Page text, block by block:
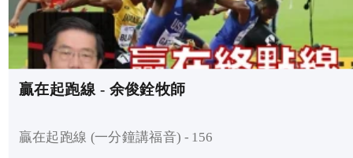
贏在起跑線 - 余俊銓牧師
贏在起跑線 (一分鐘講福音) - 156